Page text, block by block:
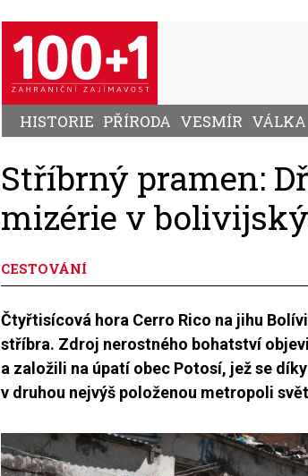
HISTORIE PŘÍRODA VESMÍR VÁLKA
Stříbrný pramen:
mizérie v
CESTOVÁNÍ
Čtyřtisícová hora Cerro Rico na jihu
stříbra. Zdroj nerostného bohatství
a založili na úpatí obec Potosí, jež se
v druhou nejvýš položenou metropoli